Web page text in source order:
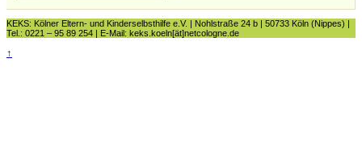
KEKS: Kölner Eltern- und Kinderselbsthilfe e.V. | Nohlstraße 24 b | 50733 Köln (Nippes) |
Tel.: 0221 – 95 89 254 | E-Mail: keks.koeln[ät]netcologne.de
↑